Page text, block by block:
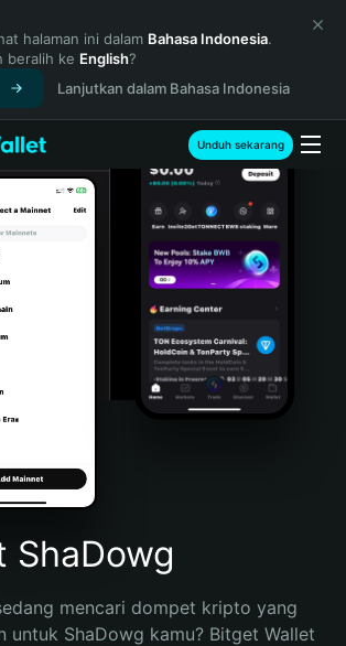
halaman ini dalam Bahasa Indonesia.
beralih ke English?
Lanjutkan dalam Bahasa Indonesia
Unduh sekarang
ShaDowg
mencari dompet kripto yang
untuk ShaDowg kamu? Bitget Wallet